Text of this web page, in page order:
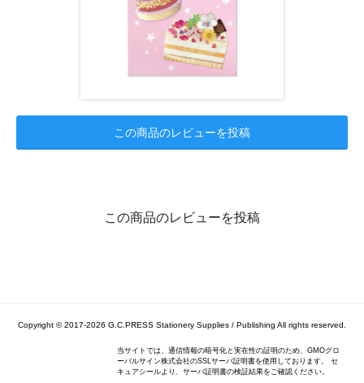
この商品のレビューを投稿
この商品のレビューを投稿
Copyright © 2017-2026 G.C.PRESS Stationery Supplies / Publishing All rights reserved.
当サイトでは、通信情報の暗号化と実在性の証明のため、GMOグロ
ーバルサイン株式会社のSSLサーバ証明書を使用しております。 セ
キュアシールより、サーバ証明書の検証結果をご確認ください。